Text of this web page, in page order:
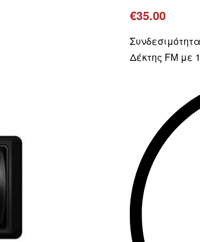
€35.00
Δέκτης FM με